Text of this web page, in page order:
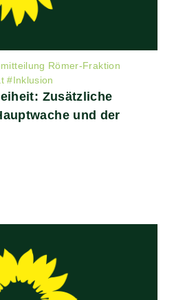
Römer-Fraktion
#Inklusion
Zusätzliche
und der